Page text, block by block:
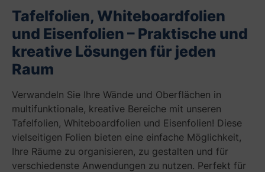
Tafelfolien, Whiteboardfolien
und Eisenfolien – Praktische und
kreative Lösungen für jeden
Raum
Verwandeln Sie Ihre Wände und Oberflächen in
multifunktionale, kreative Bereiche mit unseren
Tafelfolien, Whiteboardfolien und Eisenfolien! Diese
vielseitigen Folien bieten eine einfache Möglichkeit,
Ihre Räume zu organisieren, zu gestalten und für
verschiedenste Anwendungen zu nutzen. Perfekt für